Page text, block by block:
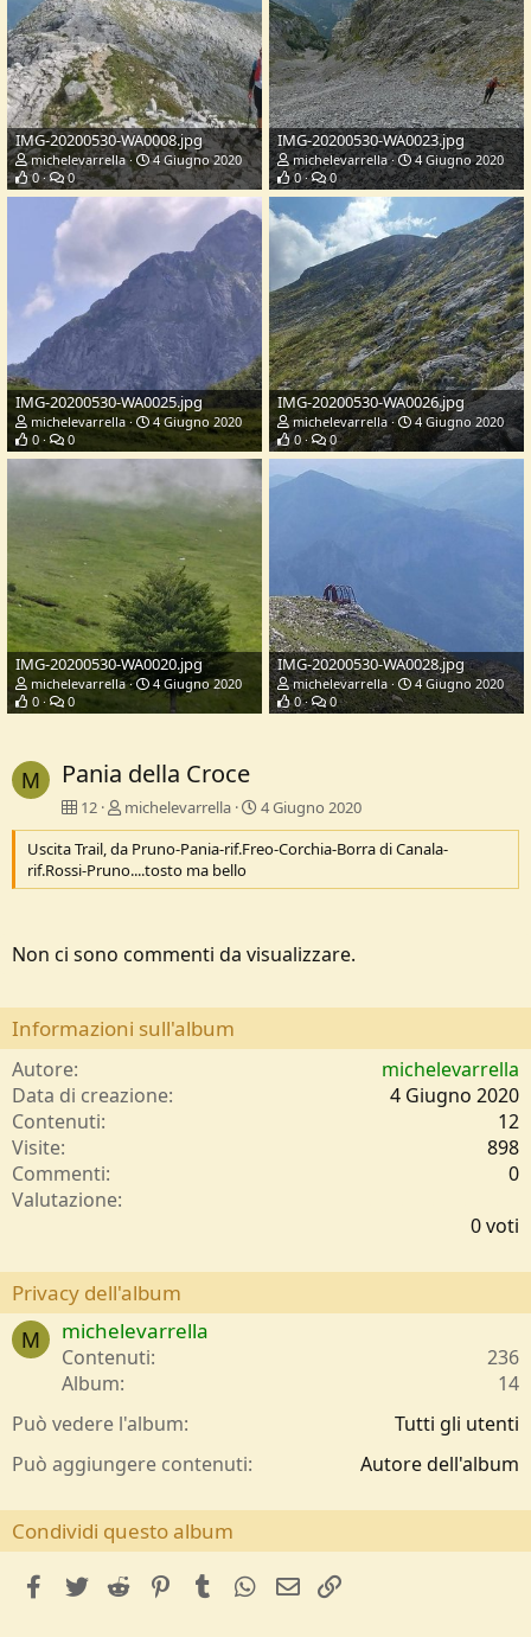
IMG-20200530-WA0008.jpg
michelevarrella
4 Giugno 2020
0
0
IMG-20200530-WA0023.jpg
michelevarrella
4 Giugno 2020
0
0
IMG-20200530-WA0025.jpg
michelevarrella
4 Giugno 2020
0
0
IMG-20200530-WA0026.jpg
michelevarrella
4 Giugno 2020
0
0
IMG-20200530-WA0020.jpg
michelevarrella
4 Giugno 2020
0
0
IMG-20200530-WA0028.jpg
michelevarrella
4 Giugno 2020
0
0
M Pania della Croce
12 michelevarrella
4 Giugno 2020
Uscita Trail, da Pruno-Pania-rif.Freo-Corchia-Borra di Canala-
rif.Rossi-Pruno....tosto ma bello
Non ci sono commenti da visualizzare.
Informazioni sull'album
Autore
michelevarrella
Data di creazione
4 Giugno 2020
Contenuti
12
Visite
898
Commenti
0
Valutazione
0
t
l
l
0 voti
Privacy dell'album
M michelevarrella
Contenuti
236
Album
14
Può vedere l'album
Tutti gli utenti
Può aggiungere contenuti
Autore dell'album
Condividi questo album
facebookTwitterReddit PinterestTumblrWhatsApp
e-mail